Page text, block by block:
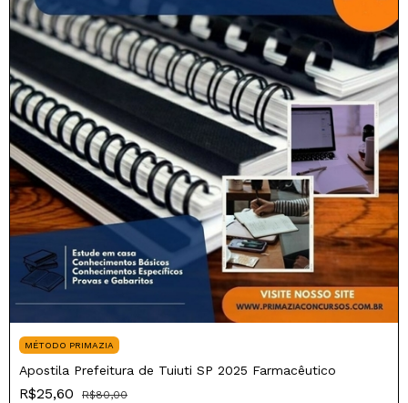
MÉTODO PRIMAZIA
Apostila Prefeitura de Tuiuti SP 2025 Farmacêutico
R$25,60
R$80,00